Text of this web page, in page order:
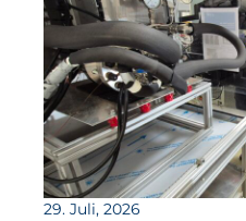
29. Juli, 2026